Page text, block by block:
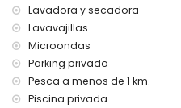
internet (fibra óptica)
plancha y tabla de
ropa de cama y toallas
servicio de recepción y
calefacción por suelo
Instalaciones y servicios con
Lavadora y secadora
Lavavajillas
Microondas
Parking privado
Pesca a menos de 1 km.
Piscina privada